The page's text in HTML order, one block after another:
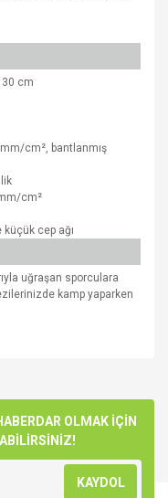
cm
cm², bantlanmış
cm²
cep ağı
uğraşan sporculara
kamp yaparken
OLMAK İÇİN
KAYDOL